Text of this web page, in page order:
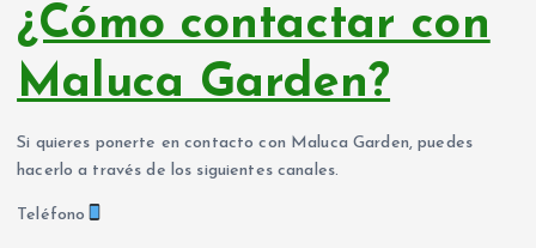
¿Cómo contactar con
Maluca Garden?
Si quieres ponerte en contacto con Maluca Garden, puedes
hacerlo a través de los siguientes canales.
Teléfono